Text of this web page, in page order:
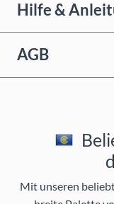
Hilfe &
AGB
Mit unseren